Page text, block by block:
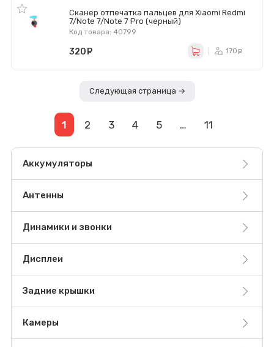
Сканер отпечатка пальцев для Xiaomi Redmi
7/Note 7/Note 7 Pro (черный)
Код товара: 40799
320 170
Следующая страница →
1 2 3 4 5 … 11
Аккумуляторы
Антенны
Динамики и звонки
Дисплеи
Задние крышки
Камеры